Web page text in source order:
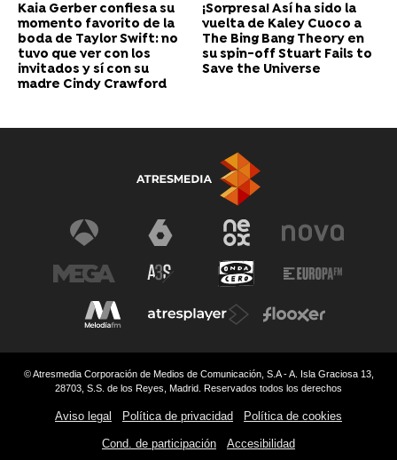
Kaia Gerber confiesa su
momento favorito de la
boda de Taylor Swift: no
tuvo que ver con los
invitados y sí con su
madre Cindy Crawford
¡Sorpresa! Así ha sido la
vuelta de Kaley Cuoco a
The Bing Bang Theory en
su spin-off Stuart Fails to
Save the Universe
© Atresmedia Corporación de Medios de Comunicación, S.A - A. Isla Graciosa 13,
28703, S.S. de los Reyes, Madrid. Reservados todos los derechos
Aviso legal Política de privacidad Política de cookies
Cond. de participación Accesibilidad